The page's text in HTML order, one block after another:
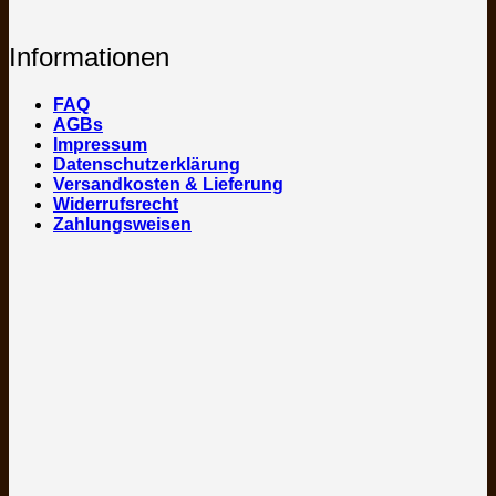
Informationen
FAQ
AGBs
Impressum
Datenschutzerklärung
Versandkosten & Lieferung
Widerrufsrecht
Zahlungsweisen